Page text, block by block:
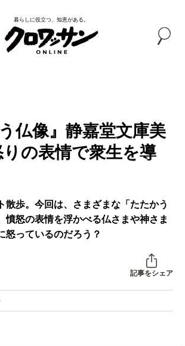
暮らしに役立つ、知恵がある。
仏像』静嘉堂文庫美
の表情で衆生を導
散歩。今回は、さまざまな「たたかう
憤怒の表情を浮かべる仏さまや神さま
怒っているのだろう？
記事をシェア